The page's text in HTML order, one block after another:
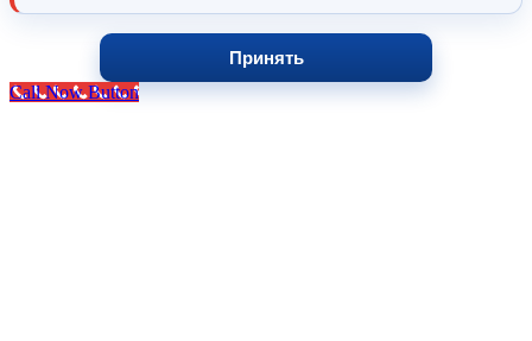
Принять
Call Now Button